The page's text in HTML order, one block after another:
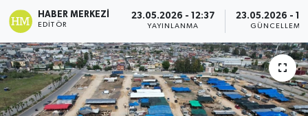
HABER MERKEZI
EDITÖR
23.05.2026 - 12:37
YAYINLANMA
23.05.2026 -
GÜNCELLEME